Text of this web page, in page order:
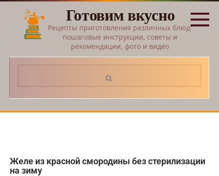
Перейти
контенту
Готовим вкусно
Рецепты приготовления различных блюд:
пошаговые инструкции, советы и
рекомендации, фото и видео
Желе из красной смородины без стерилизации
на зиму